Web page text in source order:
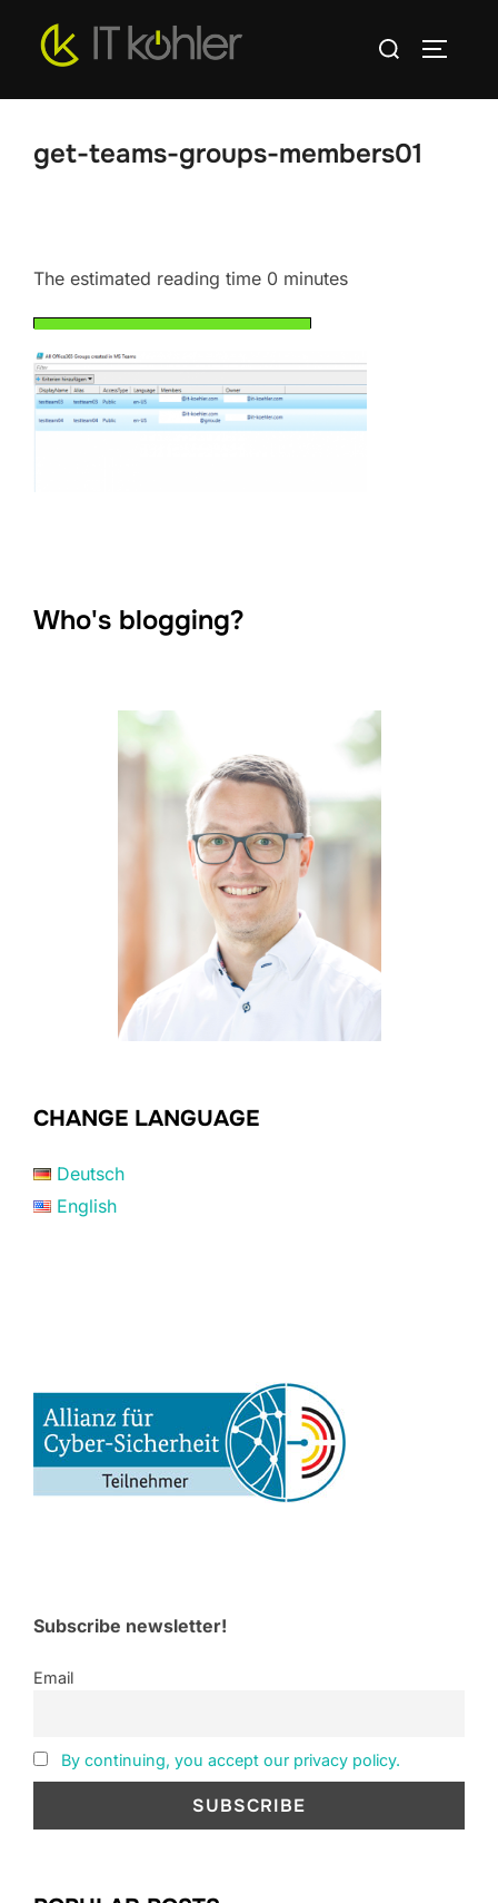
Inhalt
Suchen
get-teams-groups-members01
The estimated reading time 0 minutes
Who's blogging?
CHANGE LANGUAGE
Deutsch
English
Subscribe newsletter!
Email
By continuing, you accept our privacy policy.